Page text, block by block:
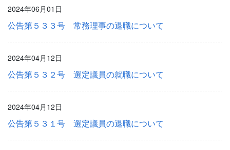
2024年06月01日
公告第５３３号 常務理事の退職について
2024年04月12日
公告第５３２号 選定議員の就職について
2024年04月12日
公告第５３１号 選定議員の退職について